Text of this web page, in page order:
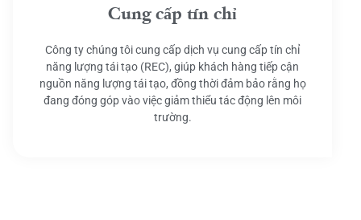
Cung cấp tín chỉ
Công ty chúng tôi cung cấp dịch vụ cung cấp tín chỉ
năng lượng tái tạo (REC), giúp khách hàng tiếp cận
nguồn năng lượng tái tạo, đồng thời đảm bảo rằng họ
đang đóng góp vào việc giảm thiểu tác động lên môi
trường.